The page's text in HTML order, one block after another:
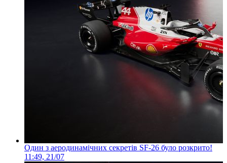
Один з аеродинамічних секретів SF-26 було розкрито!
11:49, 21/07